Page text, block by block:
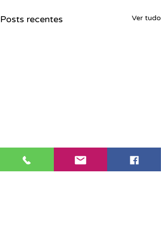
Posts recentes Ver tudo